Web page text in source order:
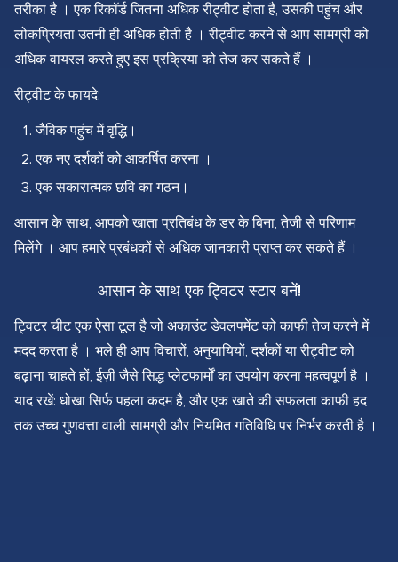
तरीका है । एक रिकॉर्ड जितना अधिक रीट्वीट होता है, उसकी पहुंच और
लोकप्रियता उतनी ही अधिक होती है । रीट्वीट करने से आप सामग्री को
अधिक वायरल करते हुए इस प्रक्रिया को तेज कर सकते हैं ।
रीट्वीट के फायदे:
जैविक पहुंच में वृद्धि।
एक नए दर्शकों को आकर्षित करना ।
एक सकारात्मक छवि का गठन।
आसान के साथ, आपको खाता प्रतिबंध के डर के बिना, तेजी से परिणाम
मिलेंगे । आप हमारे प्रबंधकों से अधिक जानकारी प्राप्त कर सकते हैं ।
आसान के साथ एक ट्विटर स्टार बनें!
ट्विटर चीट एक ऐसा टूल है जो अकाउंट डेवलपमेंट को काफी तेज करने में
मदद करता है । भले ही आप विचारों, अनुयायियों, दर्शकों या रीट्वीट को
बढ़ाना चाहते हों, ईज़ी जैसे सिद्ध प्लेटफार्मों का उपयोग करना महत्वपूर्ण है ।
याद रखें: धोखा सिर्फ पहला कदम है, और एक खाते की सफलता काफी हद
तक उच्च गुणवत्ता वाली सामग्री और नियमित गतिविधि पर निर्भर करती है ।